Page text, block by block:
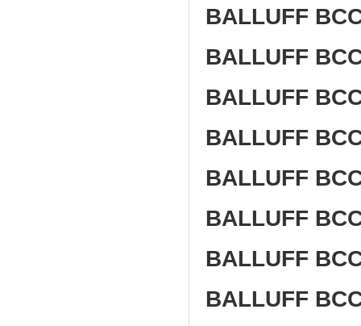
BALLUFF
BALLUFF
BALLUFF
BALLUFF
BALLUFF
BALLUFF
BALLUFF
BALLUFF